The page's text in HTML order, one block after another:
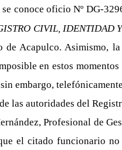
conoce oficio Nº DG-
CIVIL, IDENTIDAD
Acapulco. Asimismo,
en estos
embargo,
las autoridades del
Profesional de
el citado funcionario